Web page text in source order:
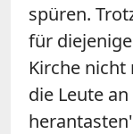
spüren.
für
Kirche nicht
die Leute